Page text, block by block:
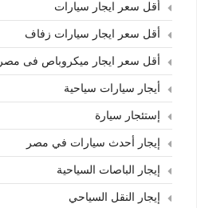
أقل سعر ايجار سيارات
أقل سعر ايجار سيارات زفاف
أقل سعر ايجار ميكروباص فى مصر
أيجار سيارات سياحية
إستئجار سيارة
إيجار أحدث سيارات في مصر
إيجار الباصات السياحية
إيجار النقل السياحي